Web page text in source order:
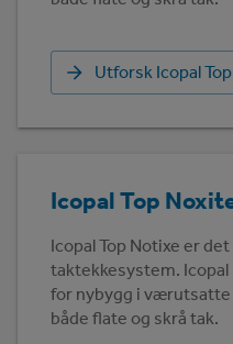
Utforsk Icopal Top
Icopal Top
Icopal Top Notixe er
taktekkesystem.
for nybygg i værutsatte
både flate og skrå tak.